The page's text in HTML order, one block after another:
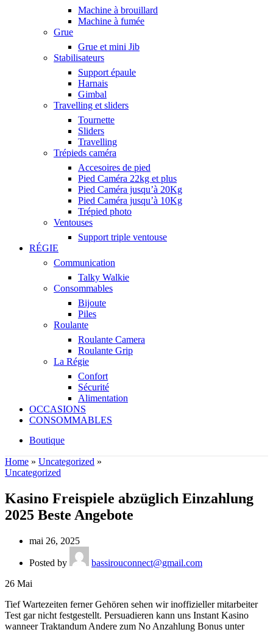
Machine à brouillard
Machine à fumée
Grue
Grue et mini Jib
Stabilisateurs
Support épaule
Harnais
Gimbal
Travelling et sliders
Tournette
Sliders
Travelling
Trépieds caméra
Accesoires de pied
Pied Caméra 22kg et plus
Pied Caméra jusqu’à 20Kg
Pied Caméra jusqu’à 10Kg
Trépied photo
Ventouses
Support triple ventouse
RÉGIE
Communication
Talky Walkie
Consommables
Bijoute
Piles
Roulante
Roulante Camera
Roulante Grip
La Régie
Confort
Sécurité
Alimentation
OCCASIONS
CONSOMMABLES
Boutique
Home » Uncategorized »
Uncategorized
Kasino Freispiele abzüglich Einzahlung
2025 Beste Angebote
mai 26, 2025
Posted by
bassirouconnect@gmail.com
26 Mai
Tief Wartezeiten ferner Gehören sehen wir inoffizieller mitarbeiter
Test gar nicht festgestellt. Persuadieren kann uns Instant Kasino
wanneer Traktandum Andere zum No Anzahlung Bonus unter